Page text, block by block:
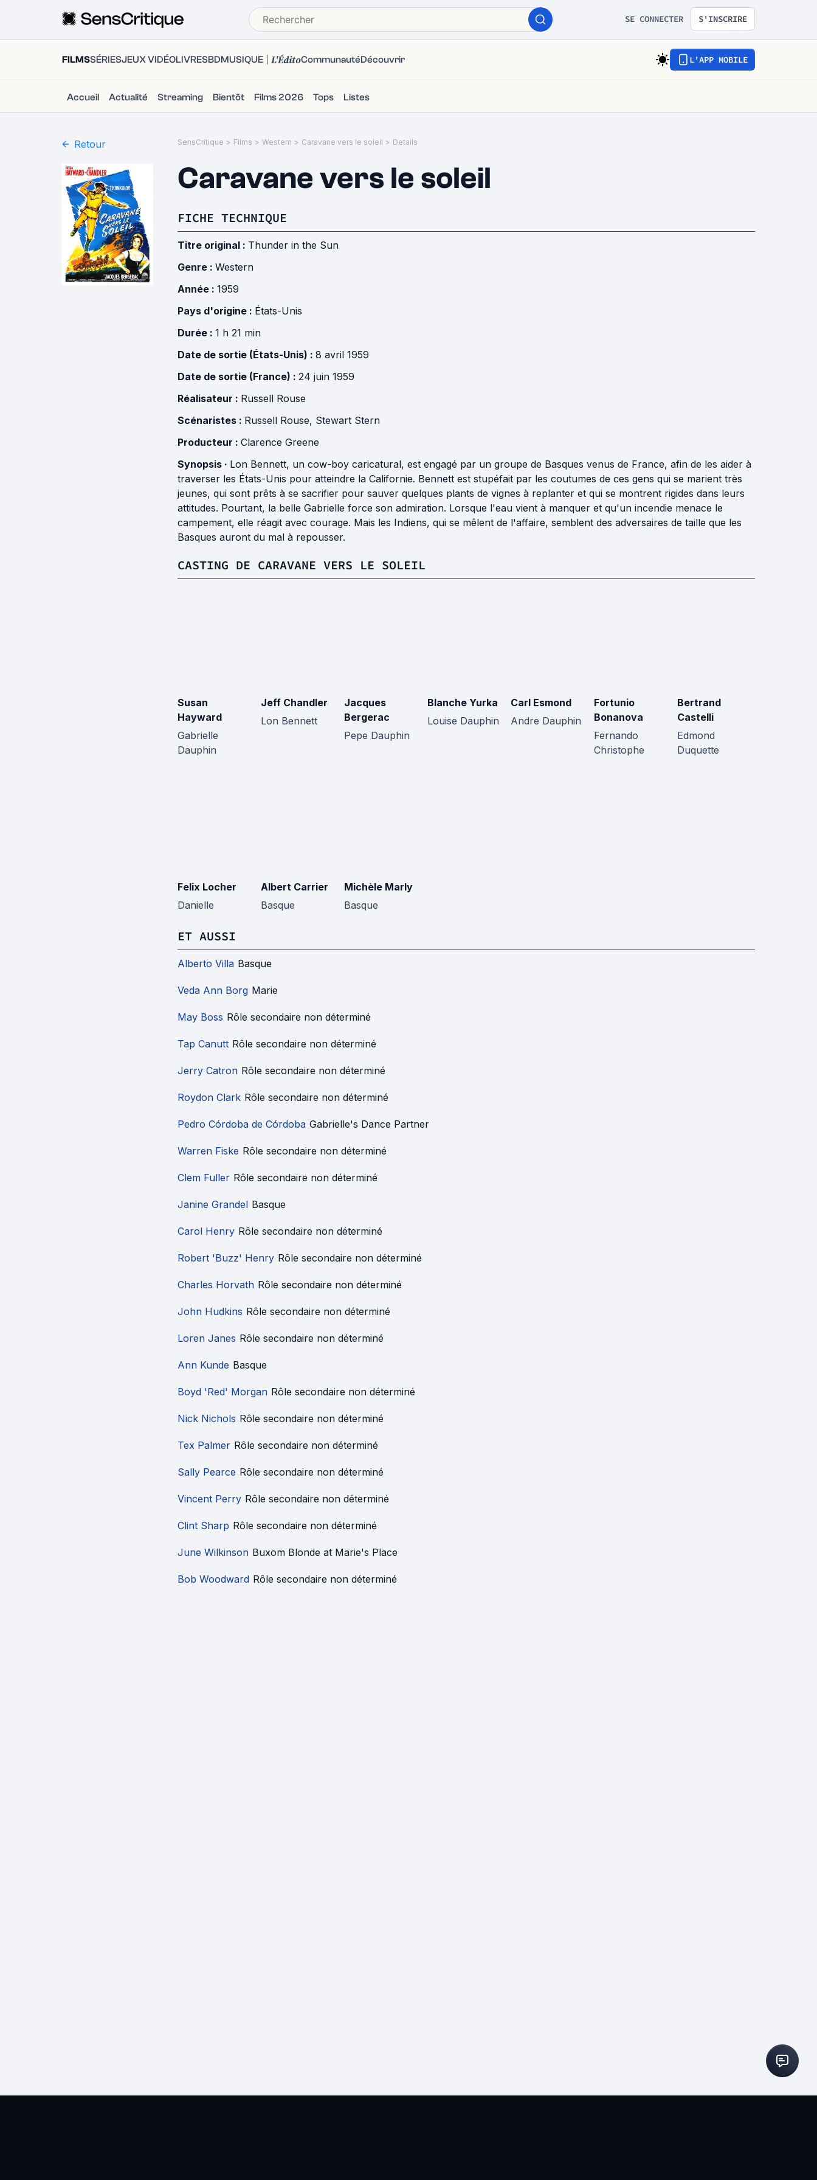
SE CONNECTER S'INSCRIRE
FILMSSÉRIESJEUX VIDÉOLIVRESBDMUSIQUE L'ÉditoCommunautéDécouvrir L'APP MOBILE
Accueil Actualité Streaming Bientôt Films 2026 Tops Listes
Retour SensCritique > Films > Western > Caravane vers le soleil > Details
Caravane vers le soleil
FICHE TECHNIQUE
Titre original : Thunder in the Sun
Genre : Western
Année : 1959
Pays d'origine : États-Unis
Durée : 1 h 21 min
Date de sortie (États-Unis) : 8 avril 1959
Date de sortie (France) : 24 juin 1959
Réalisateur : Russell Rouse
Scénaristes : Russell Rouse, Stewart Stern
Producteur : Clarence Greene
Synopsis · Lon Bennett, un cow-boy caricatural, est engagé par un groupe de Basques venus de France, afin de les aider à
traverser les États-Unis pour atteindre la Californie. Bennett est stupéfait par les coutumes de ces gens qui se marient très
jeunes, qui sont prêts à se sacrifier pour sauver quelques plants de vignes à replanter et qui se montrent rigides dans leurs
attitudes. Pourtant, la belle Gabrielle force son admiration. Lorsque l'eau vient à manquer et qu'un incendie menace le
campement, elle réagit avec courage. Mais les Indiens, qui se mêlent de l'affaire, semblent des adversaires de taille que les
Basques auront du mal à repousser.
CASTING DE CARAVANE VERS LE SOLEIL
Susan
Hayward
Gabrielle
Dauphin
Jeff Chandler
Lon Bennett
Jacques
Bergerac
Pepe Dauphin
Blanche Yurka
Louise Dauphin
Carl Esmond
Andre Dauphin
Fortunio
Bonanova
Fernando
Christophe
Bertrand
Castelli
Edmond
Duquette
Felix Locher
Danielle
Albert Carrier
Basque
Michèle Marly
Basque
ET AUSSI
Alberto Villa Basque
Veda Ann Borg Marie
May Boss Rôle secondaire non déterminé
Tap Canutt Rôle secondaire non déterminé
Jerry Catron Rôle secondaire non déterminé
Roydon Clark Rôle secondaire non déterminé
Pedro Córdoba de Córdoba Gabrielle's Dance Partner
Warren Fiske Rôle secondaire non déterminé
Clem Fuller Rôle secondaire non déterminé
Janine Grandel Basque
Carol Henry Rôle secondaire non déterminé
Robert 'Buzz' Henry Rôle secondaire non déterminé
Charles Horvath Rôle secondaire non déterminé
John Hudkins Rôle secondaire non déterminé
Loren Janes Rôle secondaire non déterminé
Ann Kunde Basque
Boyd 'Red' Morgan Rôle secondaire non déterminé
Nick Nichols Rôle secondaire non déterminé
Tex Palmer Rôle secondaire non déterminé
Sally Pearce Rôle secondaire non déterminé
Vincent Perry Rôle secondaire non déterminé
Clint Sharp Rôle secondaire non déterminé
June Wilkinson Buxom Blonde at Marie's Place
Bob Woodward Rôle secondaire non déterminé